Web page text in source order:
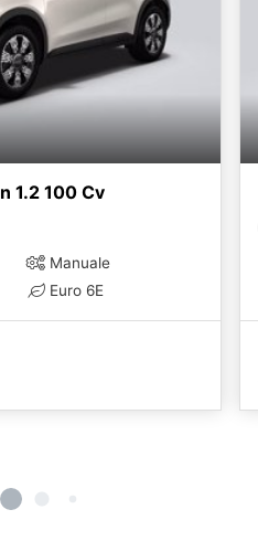
1.2 100 Cv
Manuale
Euro 6E